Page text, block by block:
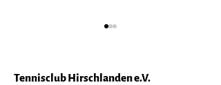
Tennisclub Hirschlanden e.V.